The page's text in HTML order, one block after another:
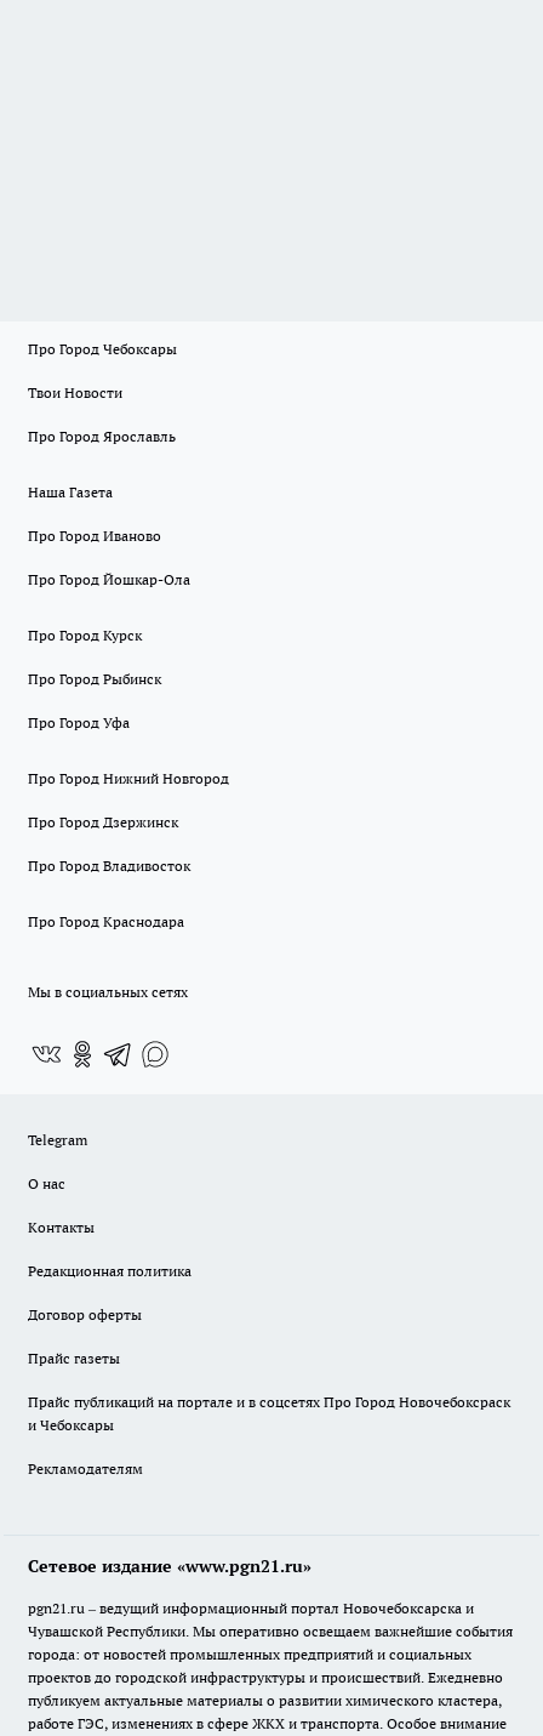
Про Город Чебоксары
Твои Новости
Про Город Ярославль
Наша Газета
Про Город Иваново
Про Город Йошкар-Ола
Про Город Курск
Про Город Рыбинск
Про Город Уфа
Про Город Нижний Новгород
Про Город Дзержинск
Про Город Владивосток
Про Город Краснодара
Мы в социальных сетях
Telegram
О нас
Контакты
Редакционная политика
Договор оферты
Прайс газеты
Прайс публикаций на портале и в соцсетях Про Город Новочебоксраск
и Чебоксары
Рекламодателям
Сетевое издание «www.pgn21.ru»
pgn21.ru – ведущий информационный портал Новочебоксарска и
Чувашской Республики. Мы оперативно освещаем важнейшие события
города: от новостей промышленных предприятий и социальных
проектов до городской инфраструктуры и происшествий. Ежедневно
публикуем актуальные материалы о развитии химического кластера,
работе ГЭС, изменениях в сфере ЖКХ и транспорта. Особое внимание